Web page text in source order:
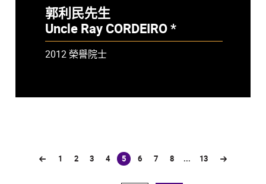
郭利民先生
Uncle Ray CORDEIRO *
- 已故
2012 榮譽院士
1 2 3 4 5
(current)
6 7 8 ... 13